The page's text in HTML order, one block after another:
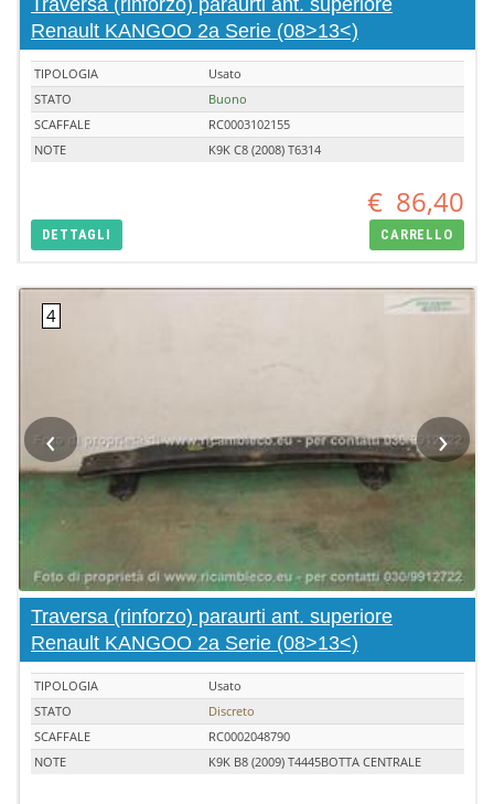
Renault KANGOO 2a Serie (08>13<)
TIPOLOGIA
Usato
STATO
Buono
SCAFFALE
RC0003102155
NOTE
K9K C8 (2008) T6314
€ 86,40
DETTAGLI CARRELLO
‹ ›
Traversa (rinforzo) paraurti ant. superiore
Renault KANGOO 2a Serie (08>13<)
TIPOLOGIA
Usato
STATO
Discreto
SCAFFALE
RC0002048790
NOTE
K9K B8 (2009) T4445BOTTA CENTRALE